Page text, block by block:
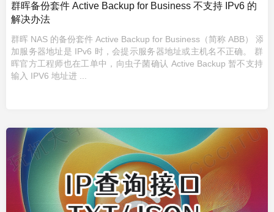
群晖备份套件 Active Backup for Business 不支持 IPv6 的
解决办法
群晖 NAS 的备份套件 Active Backup for Business（简称 ABB） 添
加服务器地址是 IPv6 时，会提示服务器地址或主机名不正确。 群
晖官方工程师也在工单中，向虫子菌确认 Active Backup 暂不支持
输入 IPV6 地址进 ...